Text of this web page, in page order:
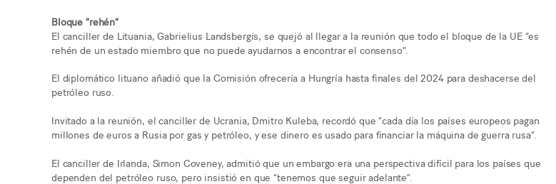
Bloque “rehén”
El canciller de Lituania, Gabrielius Landsbergis, se quejó al llegar a la reunión que todo el bloque de la UE “es
rehén de un estado miembro que no puede ayudarnos a encontrar el consenso”.
El diplomático lituano añadió que la Comisión ofrecería a Hungría hasta finales del 2024 para deshacerse del
petróleo ruso.
Invitado a la reunión, el canciller de Ucrania, Dmitro Kuleba, recordó que “cada día los países europeos pagan
millones de euros a Rusia por gas y petróleo, y ese dinero es usado para financiar la máquina de guerra rusa”.
El canciller de Irlanda, Simon Coveney, admitió que un embargo era una perspectiva difícil para los países que
dependen del petróleo ruso, pero insistió en que “tenemos que seguir adelante”.